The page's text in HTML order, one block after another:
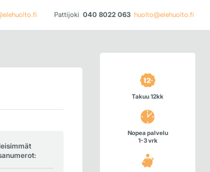
Pattijoki040 8022 063 huolto@elehuolto.fi
Takuu 12kk
Nopea palvelu
1-3 vrk